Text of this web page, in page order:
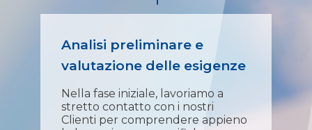
Analisi preliminare e
valutazione delle esigenze
Nella fase iniziale, lavoriamo a
stretto contatto con i nostri
Clienti per comprendere appieno